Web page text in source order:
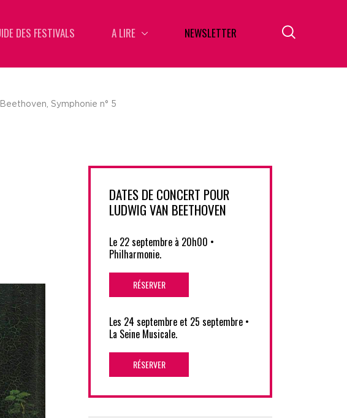
DES FESTIVALS A LIRE NEWSLETTER
Symphonie n° 5
DATES DE CONCERT POUR
LUDWIG VAN BEETHOVEN
Le 22 septembre à 20h00 •
Philharmonie.
RÉSERVER
Les 24 septembre et 25 septembre •
La Seine Musicale.
RÉSERVER